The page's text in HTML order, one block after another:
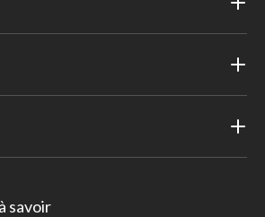
savoir